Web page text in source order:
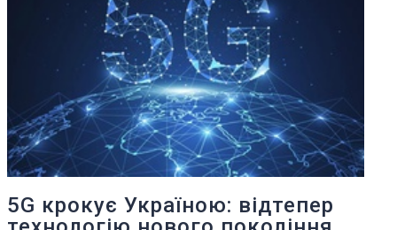
5G крокує Україною: відтепер